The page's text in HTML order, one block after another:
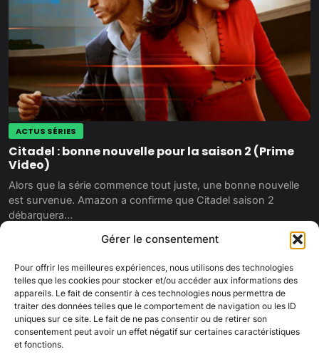
Gérer le consentement
Pour offrir les meilleures expériences, nous utilisons des technologies
telles que les cookies pour stocker et/ou accéder aux informations des
appareils. Le fait de consentir à ces technologies nous permettra de
traiter des données telles que le comportement de navigation ou les ID
uniques sur ce site. Le fait de ne pas consentir ou de retirer son
consentement peut avoir un effet négatif sur certaines caractéristiques
et fonctions.
ACTUS SÉRIES
Citadel : bonne nouvelle pour la saison 2 (Prime
Video)
Alors que la série commence tout juste, une bonne nouvelle
est survenue. Amazon a confirme que Citadel saison 2
débarquera…